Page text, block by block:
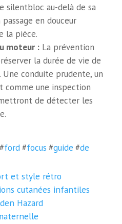
silentbloc au-delà de sa
en douceur
la pièce.
moteur : La prévention
la durée de vie de
conduite prudente, un
une inspection
de détecter les
#ford#focus #guide #de
et style rétro
cutanées infantiles
Hazard